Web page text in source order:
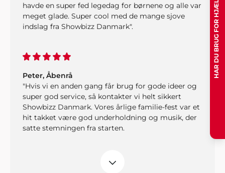
havde en super fed legedag for børnene og alle var
meget glade. Super cool med de mange sjove
indslag fra Showbizz Danmark".
Peter, Åbenrå
"Hvis vi en anden gang får brug for gode ideer og
super god service, så kontakter vi helt sikkert
Showbizz Danmark. Vores årlige familie-fest var et
hit takket være god underholdning og musik, der
satte stemningen fra starten.
HAR DU BRUG FOR HJÆLP?